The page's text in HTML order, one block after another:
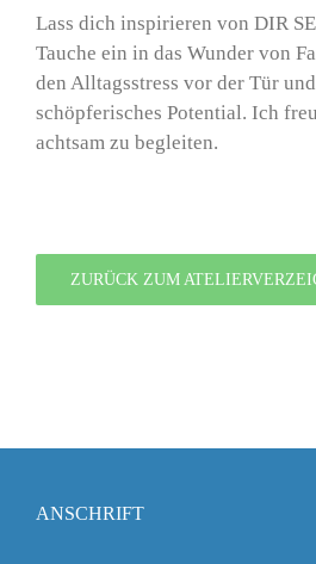
Lass dich inspirieren von DIR
Tauche ein in das Wunder von
den Alltagsstress vor der Tür
schöpferisches Potential. Ich
achtsam zu begleiten.
ZURÜCK ZUM
ANSCHRIFT